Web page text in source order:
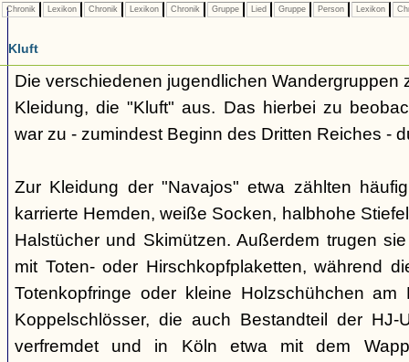
Chronik Lexikon Chronik Lexikon Chronik Gruppe Lied Gruppe Person Lexikon
Kluft
Die verschiedenen jugendlichen Wandergruppen
Kleidung, die "Kluft" aus. Das hierbei zu
war zu - zumindest Beginn des Dritten Reiches -
Zur Kleidung der "Navajos" etwa zählten
karrierte Hemden, weiße Socken, halbhohe
Halstücher und Skimützen. Außerdem trugen
mit Toten- oder Hirschkopfplaketten, während
Totenkopfringe oder kleine Holzschühchen am
Koppelschlösser, die auch Bestandteil der HJ-
verfremdet und in Köln etwa mit dem